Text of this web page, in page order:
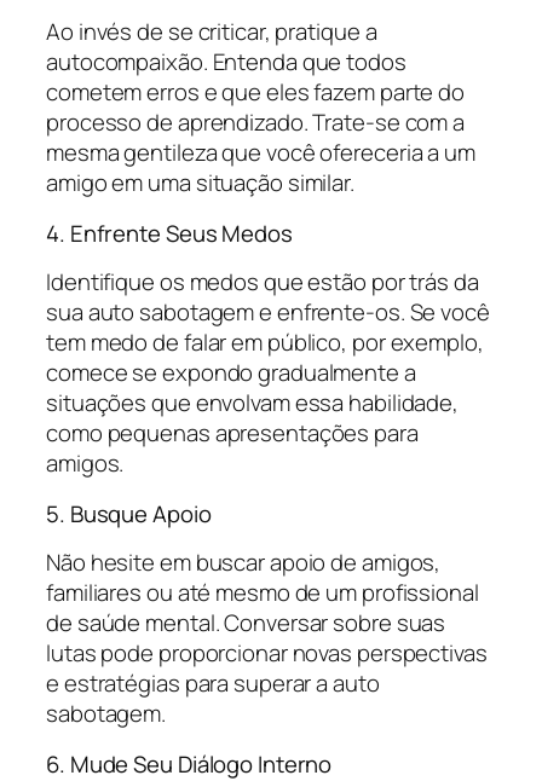
Ao invés de se criticar, pratique a
autocompaixão. Entenda que todos
cometem erros e que eles fazem parte do
processo de aprendizado. Trate-se com a
mesma gentileza que você ofereceria a um
amigo em uma situação similar.
4. Enfrente Seus Medos
Identifique os medos que estão por trás da
sua auto sabotagem e enfrente-os. Se você
tem medo de falar em público, por exemplo,
comece se expondo gradualmente a
situações que envolvam essa habilidade,
como pequenas apresentações para
amigos.
5. Busque Apoio
Não hesite em buscar apoio de amigos,
familiares ou até mesmo de um profissional
de saúde mental. Conversar sobre suas
lutas pode proporcionar novas perspectivas
e estratégias para superar a auto
sabotagem.
6. Mude Seu Diálogo Interno